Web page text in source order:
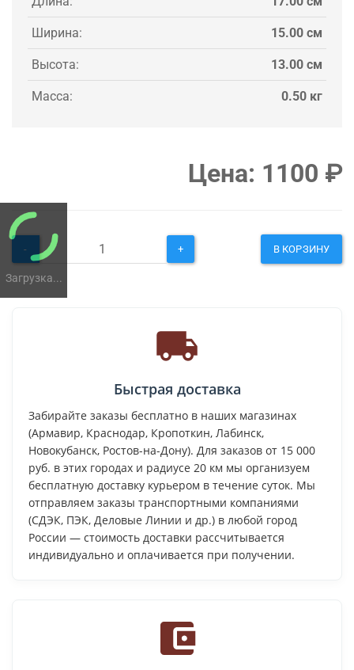
Загрузка...
Ширина: 15.00 см
Высота: 13.00 см
Масса: 0.50 кг
Цена: 1100 ₽
- + В КОРЗИНУ
Быстрая доставка
Забирайте заказы бесплатно в наших магазинах
(Армавир, Краснодар, Кропоткин, Лабинск,
Новокубанск, Ростов-на-Дону). Для заказов от 15 000
руб. в этих городах и радиусе 20 км мы организуем
бесплатную доставку курьером в течение суток. Мы
отправляем заказы транспортными компаниями
(СДЭК, ПЭК, Деловые Линии и др.) в любой город
России — стоимость доставки рассчитывается
индивидуально и оплачивается при получении.